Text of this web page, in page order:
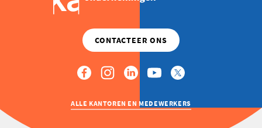
ALLE KANTOREN EN MEDEWERKERS